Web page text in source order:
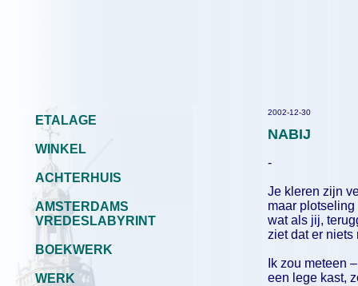
ETALAGE
WINKEL
ACHTERHUIS
AMSTERDAMS
VREDESLABYRINT
BOEKWERK
WERK
2002-12-30
NABIJ
-
Je kleren zijn
maar plotseling
wat als jij,
ziet dat er niets
Ik zou meteen
een lege kast,